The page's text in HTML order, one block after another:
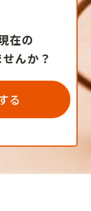
在の
んか？
る